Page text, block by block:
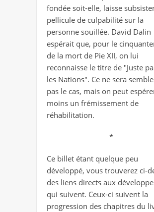
fondée soit-elle, laisse
pellicule de culpabilité sur la
personne souillée. David Dalin
espérait que, pour le
de la mort de Pie XII, on lui
reconnaisse le titre de "Juste
les Nations". Ce ne sera
pas le cas, mais on peut
moins un frémissement de
réhabilitation.
*
Ce billet étant quelque peu
développé, vous trouverez ci-
des liens directs aux
qui suivent. Ceux-ci suivent la
progression des chapitres du